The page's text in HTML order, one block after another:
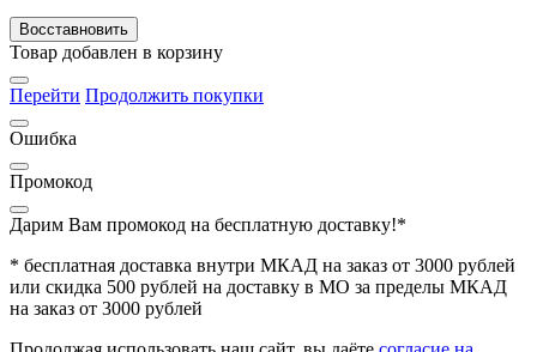
Восставновить
Товар добавлен в корзину
Перейти Продолжить покупки
Ошибка
Промокод
Дарим Вам промокод на бесплатную доставку!*
* бесплатная доставка внутри МКАД на заказ от 3000 рублей
или скидка 500 рублей на доставку в МО за пределы МКАД
на заказ от 3000 рублей